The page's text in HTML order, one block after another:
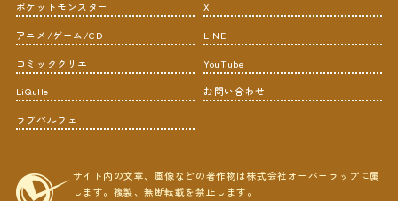
ポケットモンスター
アニメ/ゲーム/CD
コミッククリエ
LiQulle
ラブパルフェ
X
LINE
YouTube
お問い合わせ
サイト内の文章、画像などの著作物は株式会社オーバーラップに属
します。複製、無断転載を禁止します。